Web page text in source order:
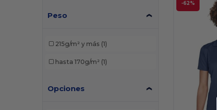
W29
W35 (4)
Peso
215g/m² y más (1)
hasta 170g/m² (1)
Opciones
-62%